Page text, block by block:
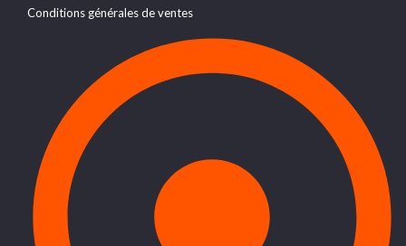
Conditions générales de ventes